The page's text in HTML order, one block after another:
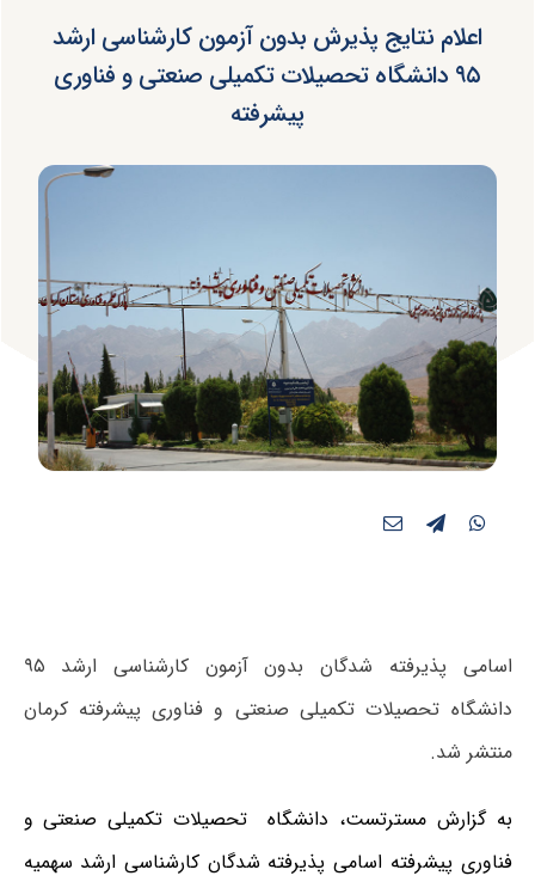
اعلام نتایج پذیرش بدون آزمون کارشناسی ارشد
۹۵ دانشگاه تحصیلات تکمیلی صنعتی و فناوری
پیشرفته
اسامی پذیرفته شدگان بدون آزمون کارشناسی ارشد ۹۵
دانشگاه تحصیلات تکمیلی صنعتی و فناوری پیشرفته کرمان
منتشر شد.
به گزارش مسترتست، دانشگاه تحصیلات تکمیلی صنعتی و
فناوری پیشرفته اسامی پذیرفته شدگان کارشناسی ارشد سهمیه